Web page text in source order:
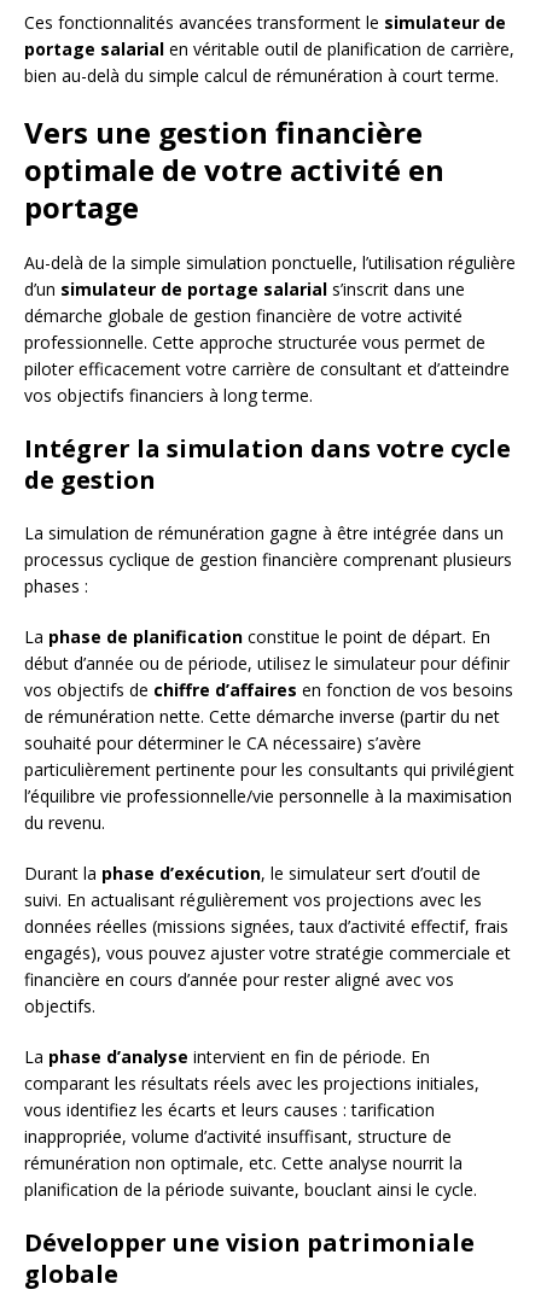
Ces fonctionnalités avancées transforment le simulateur de
portage salarial en véritable outil de planification de carrière,
bien au-delà du simple calcul de rémunération à court terme.
Vers une gestion financière
optimale de votre activité en
portage
Au-delà de la simple simulation ponctuelle, l’utilisation régulière
d’un simulateur de portage salarial s’inscrit dans une
démarche globale de gestion financière de votre activité
professionnelle. Cette approche structurée vous permet de
piloter efficacement votre carrière de consultant et d’atteindre
vos objectifs financiers à long terme.
Intégrer la simulation dans votre cycle
de gestion
La simulation de rémunération gagne à être intégrée dans un
processus cyclique de gestion financière comprenant plusieurs
phases :
La phase de planification constitue le point de départ. En
début d’année ou de période, utilisez le simulateur pour définir
vos objectifs de chiffre d’affaires en fonction de vos besoins
de rémunération nette. Cette démarche inverse (partir du net
souhaité pour déterminer le CA nécessaire) s’avère
particulièrement pertinente pour les consultants qui privilégient
l’équilibre vie professionnelle/vie personnelle à la maximisation
du revenu.
Durant la phase d’exécution, le simulateur sert d’outil de
suivi. En actualisant régulièrement vos projections avec les
données réelles (missions signées, taux d’activité effectif, frais
engagés), vous pouvez ajuster votre stratégie commerciale et
financière en cours d’année pour rester aligné avec vos
objectifs.
La phase d’analyse intervient en fin de période. En
comparant les résultats réels avec les projections initiales,
vous identifiez les écarts et leurs causes : tarification
inappropriée, volume d’activité insuffisant, structure de
rémunération non optimale, etc. Cette analyse nourrit la
planification de la période suivante, bouclant ainsi le cycle.
Développer une vision patrimoniale
globale